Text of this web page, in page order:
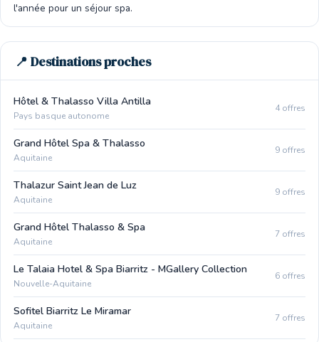
l'année pour un séjour spa.
📍 Destinations proches
Hôtel & Thalasso Villa Antilla
Pays basque autonome
4 offres
Grand Hôtel Spa & Thalasso
Aquitaine
9 offres
Thalazur Saint Jean de Luz
Aquitaine
9 offres
Grand Hôtel Thalasso & Spa
Aquitaine
7 offres
Le Talaia Hotel & Spa Biarritz - MGallery Collection
Nouvelle-Aquitaine
6 offres
Sofitel Biarritz Le Miramar
Aquitaine
7 offres